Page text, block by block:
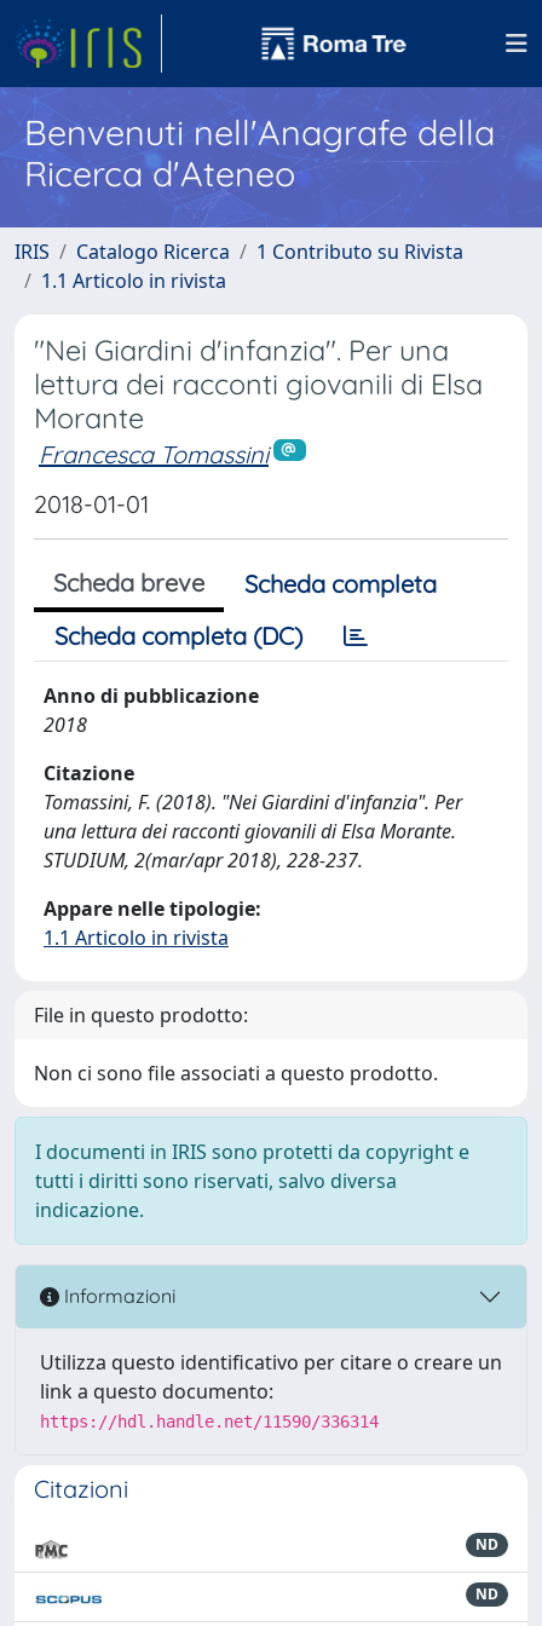
Benvenuti nell'Anagrafe della
Ricerca d'Ateneo
IRIS Catalogo Ricerca
1 Contributo su Rivista
1.1 Articolo in rivista
"Nei Giardini d'infanzia". Per una
lettura dei racconti giovanili di Elsa
Morante
Francesca Tomassini
2018-01-01
Scheda breve
Scheda completa
Scheda completa (DC)
Anno di pubblicazione
2018
Citazione
Tomassini, F. (2018). "Nei Giardini d'infanzia". Per
una lettura dei racconti giovanili di Elsa Morante.
STUDIUM, 2(mar/apr 2018), 228-237.
Appare nelle tipologie:
1.1 Articolo in rivista
File in questo prodotto:
Non ci sono file associati a questo prodotto.
I documenti in IRIS sono protetti da copyright e
tutti i diritti sono riservati, salvo diversa
indicazione.
Informazioni
Utilizza questo identificativo per citare o creare un
link a questo documento:
https://hdl.handle.net/11590/336314
Citazioni
ND
ND